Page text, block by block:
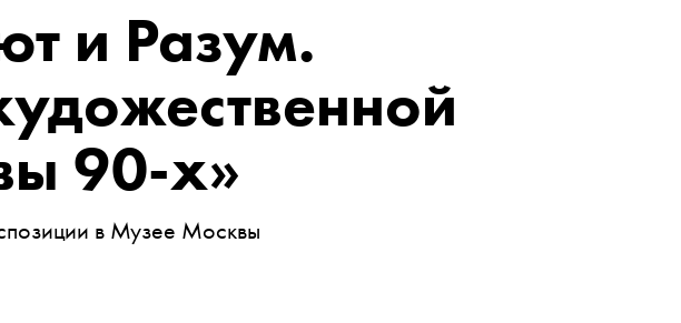
и Разум.
90-х»
в Музее Москвы